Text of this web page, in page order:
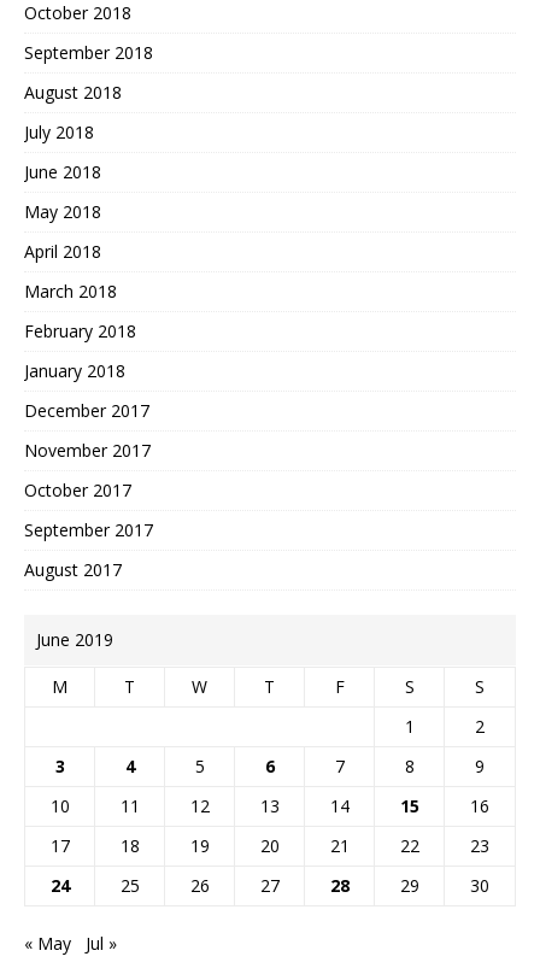
October 2018
September 2018
August 2018
July 2018
June 2018
May 2018
April 2018
March 2018
February 2018
January 2018
December 2017
November 2017
October 2017
September 2017
August 2017
June 2019
M T W T F S
S
1
2
3
4 5 6 7 8
9
10
11 12 13 14 15
16
17
18 19 20 21 22
23
24
25 26 27 28 29 30
« May Jul »